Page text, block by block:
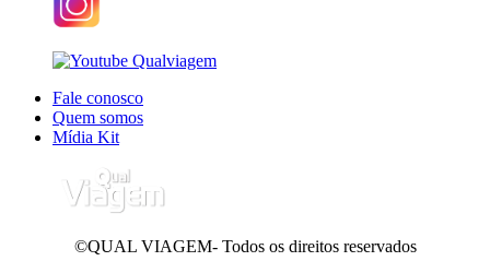
Fale conosco
Quem somos
Mídia Kit
©QUAL VIAGEM- Todos os direitos reservados